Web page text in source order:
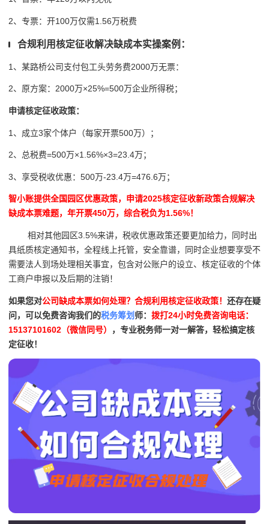
2、专票：开100万仅需1.56万税费
合规利用核定征收解决缺成本实操案例：
1、某路桥公司支付包工头劳务费2000万无票：
2、原方案：2000万×25%=500万企业所得税；
申请核定征收政策：
1、成立3家个体户（每家开票500万）；
2、总税费=500万×1.56%×3=23.4万；
3、享受税收优惠：500万-23.4万=476.6万；
智小账提供全国园区优惠政策，申请2025核定征收新政策合规解决
缺成本票难题，年开票450万，综合税负为1.56%！
相对其他园区3.5%来讲，税收优惠政策还要更加给力，同时出
具纸质核定通知书，全程线上托管，安全靠谱，同时企业想要享受不
需要法人到场处理相关事宜，包含对公账户的设立、核定征收的个体
工商户申报以及后期的注销！
如果您对公司缺成本票如何处理？合规利用核定征收政策！ 还存在疑
问，可以免费咨询我们的税务筹划 师： 拨打24小时免费咨询电话：
15137101602（微信同号）
，专业税务师一对一解答，轻松搞定核
定征收！